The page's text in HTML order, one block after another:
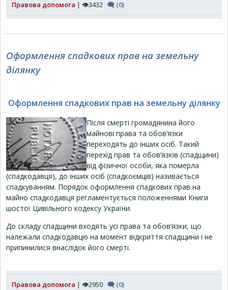
Правова допомога | 👁3432 🗨 (0)
Оформлення спадкових прав на земельну
ділянку
Оформлення спадкових прав на земельну ділянку
Після смерті громадянина його
майнові права та обов’язки
переходять до інших осіб. Такий
перехід прав та обов’язків (спадщини)
від фізичної особи, яка померла
(спадкодавця), до інших осіб (спадкоємців) називається
спадкуванням. Порядок оформлення спадкових прав на
майно спадкодавця регламентується положеннями Книги
шостої Цивільного кодексу України.
До складу спадщини входять усі права та обов’язки, що
належали спадкодавцю на момент відкриття спадщини і не
припинилися внаслідок його смерті.
Правова допомога | 👁2950 🗨 (0)